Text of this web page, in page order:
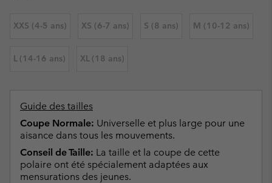
XXS (4-5 ans) XS (6-7 ans) S (8 ans) M (10-12 ans)
L (14-16 ans) XL (18 ans)
Guide des tailles
Coupe Normale: Universelle et plus large pour une
aisance dans tous les mouvements.
Conseil de Taille: La taille et la coupe de cette
polaire ont été spécialement adaptées aux
mensurations des jeunes.